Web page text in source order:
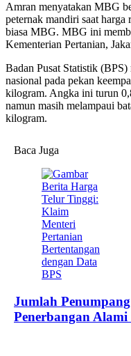
Amran menyatakan MBG
peternak mandiri saat
biasa MBG. MBG ini
Kementerian Pertanian,
Badan Pusat Statistik (BPS)
nasional pada pekan
kilogram. Angka ini turun
namun masih melampaui
kilogram.
Baca Juga
Jumlah
Penerbangan